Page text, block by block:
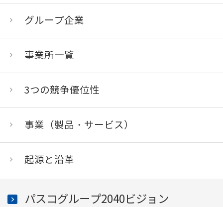
グループ企業
事業所一覧
3つの競争優位性
事業（製品・サービス）
起源と沿革
パスコグループ2040ビジョン